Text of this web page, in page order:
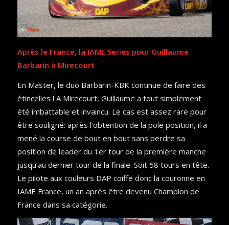
Après le France, la IAME Series pour Guillaume
Barbarin à Mirecourt
En Master, le duo Barbarin-KBK continue de faire des
étincelles ! A Mirecourt, Guillaume a tout simplement
été imbattable et invaincu. Le cas est assez rare pour
être souligné: après l’obtention de la pole position, il a
mené la course de bout en bout sans perdre sa
position de leader du 1er tour de la première manche
jusqu’au dernier tour de la finale. Soit 58 tours en tête.
Le pilote aux couleurs DAP coiffe donc la couronne en
IAME France, un an après être devenu Champion de
France dans sa catégorie.